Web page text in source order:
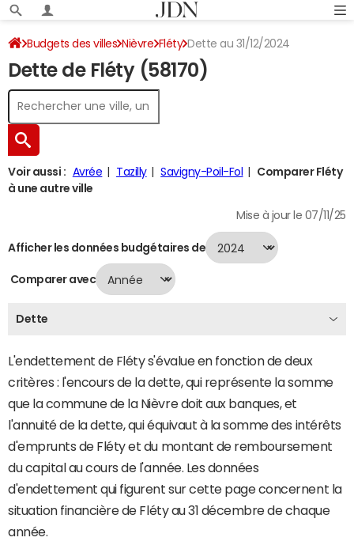
Budgets des villes Nièvre Fléty Dette au 31/12/2024
Dette de Fléty (58170)
Voir aussi : Avrée Tazilly Savigny-Poil-Fol
Comparer Fléty
à une autre ville
Mise à jour le 07/11/25
Afficher les données budgétaires de
Comparer avec
Dette
L'endettement de Fléty s'évalue en fonction de deux
critères : l'encours de la dette, qui représente la somme
que la commune de la Nièvre doit aux banques, et
l'annuité de la dette, qui équivaut à la somme des intérêts
d'emprunts de Fléty et du montant de remboursement
du capital au cours de l'année. Les données
d'endettement qui figurent sur cette page concernent la
situation financière de Fléty au 31 décembre de chaque
année.